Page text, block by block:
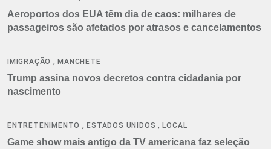
Aeroportos dos EUA têm dia de caos: milhares de
passageiros são afetados por atrasos e cancelamentos
IMIGRAÇÃO ,MANCHETE
Trump assina novos decretos contra cidadania por
nascimento
ENTRETENIMENTO ,ESTADOS UNIDOS ,LOCAL
Game show mais antigo da TV americana faz seleção